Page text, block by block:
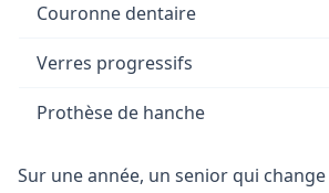
Couronne dentaire
Verres progressifs
Prothèse de hanche
Sur une année, un senior qui